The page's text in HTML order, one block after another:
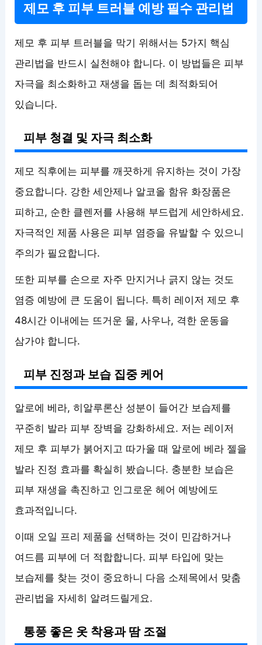
제모 후 피부 트러블 예방 필수 관리법
제모 후 피부 트러블을 막기 위해서는 5가지 핵심
관리법을 반드시 실천해야 합니다. 이 방법들은 피부
자극을 최소화하고 재생을 돕는 데 최적화되어
있습니다.
피부 청결 및 자극 최소화
제모 직후에는 피부를 깨끗하게 유지하는 것이 가장
중요합니다. 강한 세안제나 알코올 함유 화장품은
피하고, 순한 클렌저를 사용해 부드럽게 세안하세요.
자극적인 제품 사용은 피부 염증을 유발할 수 있으니
주의가 필요합니다.
또한 피부를 손으로 자주 만지거나 긁지 않는 것도
염증 예방에 큰 도움이 됩니다. 특히 레이저 제모 후
48시간 이내에는 뜨거운 물, 사우나, 격한 운동을
삼가야 합니다.
피부 진정과 보습 집중 케어
알로에 베라, 히알루론산 성분이 들어간 보습제를
꾸준히 발라 피부 장벽을 강화하세요. 저는 레이저
제모 후 피부가 붉어지고 따가울 때 알로에 베라 젤을
발라 진정 효과를 확실히 봤습니다. 충분한 보습은
피부 재생을 촉진하고 인그로운 헤어 예방에도
효과적입니다.
이때 오일 프리 제품을 선택하는 것이 민감하거나
여드름 피부에 더 적합합니다. 피부 타입에 맞는
보습제를 찾는 것이 중요하니 다음 소제목에서 맞춤
관리법을 자세히 알려드릴게요.
통풍 좋은 옷 착용과 땀 조절